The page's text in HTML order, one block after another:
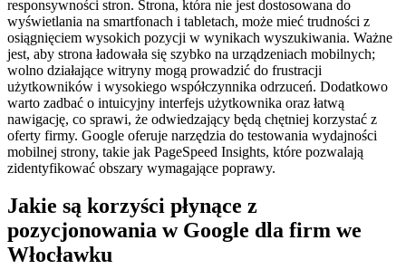
responsywności stron. Strona, która nie jest dostosowana do
wyświetlania na smartfonach i tabletach, może mieć trudności z
osiągnięciem wysokich pozycji w wynikach wyszukiwania. Ważne
jest, aby strona ładowała się szybko na urządzeniach mobilnych;
wolno działające witryny mogą prowadzić do frustracji
użytkowników i wysokiego współczynnika odrzuceń. Dodatkowo
warto zadbać o intuicyjny interfejs użytkownika oraz łatwą
nawigację, co sprawi, że odwiedzający będą chętniej korzystać z
oferty firmy. Google oferuje narzędzia do testowania wydajności
mobilnej strony, takie jak PageSpeed Insights, które pozwalają
zidentyfikować obszary wymagające poprawy.
Jakie są korzyści płynące z
pozycjonowania w Google dla firm we
Włocławku